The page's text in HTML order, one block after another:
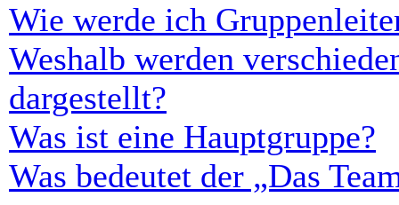
Wie werde ich
Weshalb werden
dargestellt?
Was ist eine Hauptgruppe?
Was bedeutet der „Das